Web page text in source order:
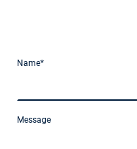
Name*
Message